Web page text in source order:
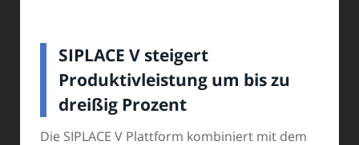
SIPLACE V steigert
Produktivleistung um bis zu
dreißig Prozent
Die SIPLACE V Plattform kombiniert mit dem